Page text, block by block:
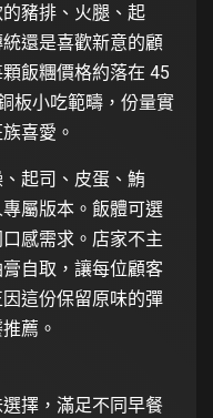
豬排、火腿、起
還是喜歡新意的顧
飯糰價格約落在 45
板小吃範疇，份量實
喜愛。
起司、皮蛋、鮪
屬版本。飯體可選
感需求。店家不主
自取，讓每位顧客
這份保留原味的彈
薦。
擇，滿足不同早餐